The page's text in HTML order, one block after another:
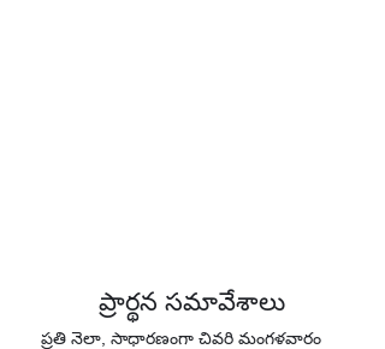
ప్రార్థన సమావేశాలు
ప్రతి నెలా, సాధారణంగా చివరి మంగళవారం